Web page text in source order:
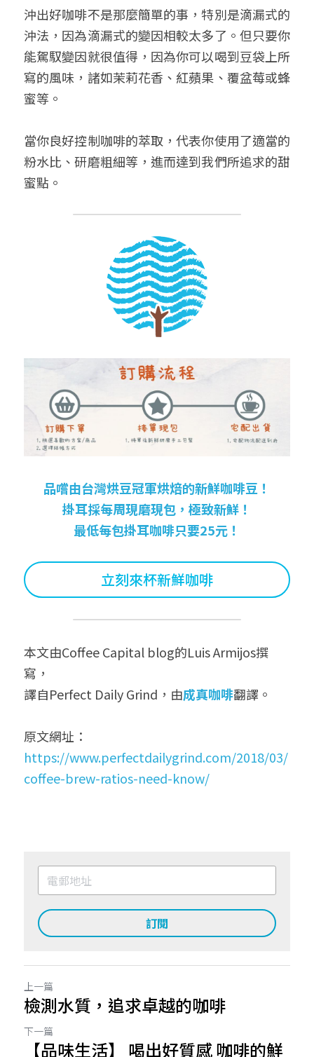
沖出好咖啡不是那麼簡單的事，特別是滴漏式的
沖法，因為滴漏式的變因相較太多了。但只要你
能駕馭變因就很值得，因為你可以喝到豆袋上所
寫的風味，諸如茉莉花香、紅蘋果、覆盆莓或蜂
蜜等。
當你良好控制咖啡的萃取，代表你使用了適當的
粉水比、研磨粗細等，進而達到我們所追求的甜
蜜點。
品嚐由台灣烘豆冠軍烘焙的新鮮咖啡豆！
掛耳採每周現磨現包，極致新鮮！
最低每包掛耳咖啡只要25元！
立刻來杯新鮮咖啡
本文由Coffee Capital blog的Luis Armijos撰
寫，
譯自Perfect Daily Grind，由成真咖啡翻譯。
原文網址：
https://www.perfectdailygrind.com/2018/03/
coffee-brew-ratios-need-know/
訂閱
上一篇
檢測水質，追求卓越的咖啡
下一篇
【品味生活】 喝出好質感 咖啡的鮮